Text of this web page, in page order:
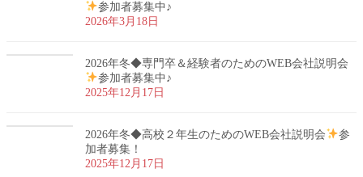
参加者募集中♪
2026年3月18日
2026年冬◆専門卒＆経験者のためのWEB会社説明会
参加者募集中♪
2025年12月17日
2026年冬◆高校２年生のためのWEB会社説明会
参
加者募集！
2025年12月17日